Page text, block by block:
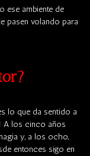
ese ambiente de
pasen volando para
lo que da sentido a
A los cinco años
y, a los ocho,
entonces sigo en